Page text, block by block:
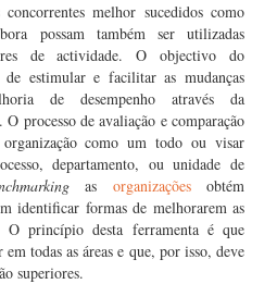
melhor sucedidos como
possam também ser utilizadas
de actividade. O objectivo do
estimular e facilitar as mudanças
de desempenho através da
processo de avaliação e comparação
como um todo ou visar
departamento, ou unidade de
as organizaçõesobtém
identificar formas de melhorarem as
O princípio desta ferramenta é que
todas as áreas e que, por isso, deve
superiores.